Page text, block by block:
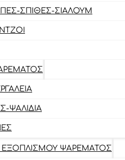
ΣΠΊΘΕΣ-ΣΊΑΛΟΥΜ
ΨΑΛΊΔΙΑ
ΨΑΡΈΜΑΤΟΣ